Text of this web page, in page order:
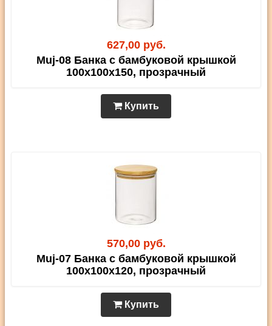
627,00 руб.
Muj-08 Банка с бамбуковой крышкой
100х100х150, прозрачный
Купить
570,00 руб.
Muj-07 Банка с бамбуковой крышкой
100х100х120, прозрачный
Купить